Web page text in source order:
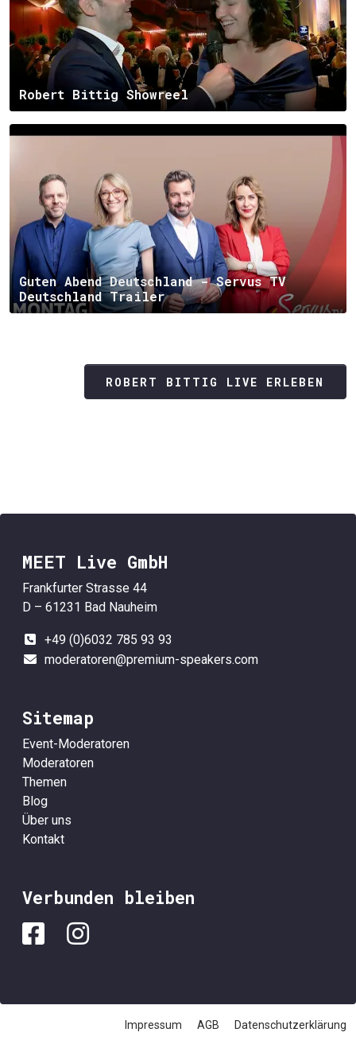
Robert Bittig Showreel
Guten Abend Deutschland - Servus TV
Deutschland Trailer
ROBERT BITTIG LIVE ERLEBEN
MEET Live GmbH
Frankfurter Strasse 44
D – 61231 Bad Nauheim
+49 (0)6032 785 93 93
moderatoren@premium-speakers.com
Sitemap
Event-Moderatoren
Moderatoren
Themen
Blog
Über uns
Kontakt
Verbunden bleiben
Impressum AGB Datenschutzerklärung